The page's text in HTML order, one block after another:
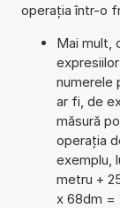
operația într-o
Mai mult,
numerele
ar fi, de
măsură
operația
exemplu,
metru +
x 68dm =